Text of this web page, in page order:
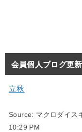
会員個人ブログ更
立秋
Source: マクロダイス
10:29 PM